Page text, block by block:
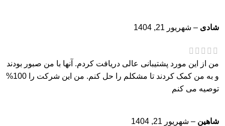
شادی – شهریور 21, 1404
من از این مورد پشتیبانی عالی دریافت کردم. آنها با من صبور بودند
و به من کمک کردند تا مشکلم را حل کنم. من این شرکت را 100%
توصیه می کنم
شاهین – شهریور 21, 1404